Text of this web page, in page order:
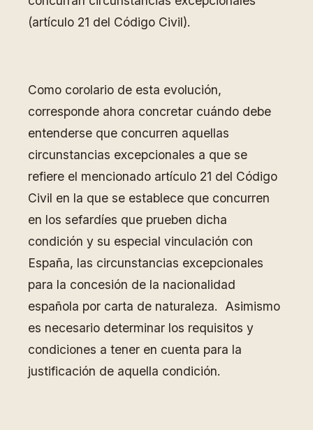
(artículo 21 del Código Civil).
Como corolario de esta evolución,
corresponde ahora concretar cuándo debe
entenderse que concurren aquellas
circunstancias excepcionales a que se
refiere el mencionado artículo 21 del Código
Civil en la que se establece que concurren
en los sefardíes que prueben dicha
condición y su especial vinculación con
España, las circunstancias excepcionales
para la concesión de la nacionalidad
española por carta de naturaleza. Asimismo
es necesario determinar los requisitos y
condiciones a tener en cuenta para la
justificación de aquella condición.